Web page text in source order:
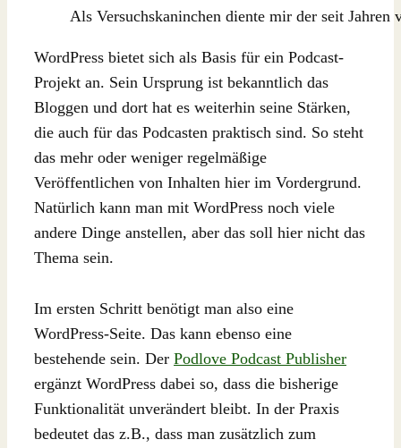
Als Versuchskaninchen diente mir der seit
WordPress bietet sich als Basis für ein Podcast-
Projekt an. Sein Ursprung ist bekanntlich das
Bloggen und dort hat es weiterhin seine Stärken,
die auch für das Podcasten praktisch sind. So steht
das mehr oder weniger regelmäßige
Veröffentlichen von Inhalten hier im Vordergrund.
Natürlich kann man mit WordPress noch viele
andere Dinge anstellen, aber das soll hier nicht das
Thema sein.
Im ersten Schritt benötigt man also eine
WordPress-Seite. Das kann ebenso eine
bestehende sein. Der Podlove Podcast Publisher
ergänzt WordPress dabei so, dass die bisherige
Funktionalität unverändert bleibt. In der Praxis
bedeutet das z.B., dass man zusätzlich zum